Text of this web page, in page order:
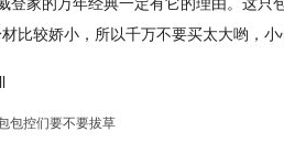
比较娇小，所以千万不要买太大哟，小